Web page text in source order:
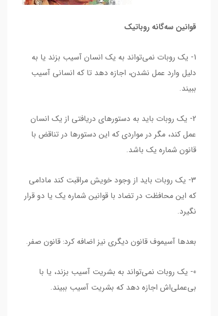
قوانین سه‌گانه روباتیک
1- یک روبات نمی‌تواند به یک انسان آسیب بزند یا به
دلیل وارد عمل نشدن، اجازه دهد تا که انسانی آسیب
ببیند.
2- یک روبات باید به دستورهای دریافتی از یک انسان
عمل کند، مگر در مواردی که این دستورها در تناقض با
قانون شماره یک باشد.
3- یک روبات باید از وجود خویش مراقبت کند مادامی
که این محافظت در تضاد با قوانین شماره یک یا دو قرار
نگیرد.
بعدها آسیموف قانون دیگری نیز اضافه کرد: قانون صفر.
0- یک روبات نمی‌تواند به بشریت آسیب بزند، یا با
بی‌عملی‌اش اجازه دهد که بشریت آسیب ببیند.